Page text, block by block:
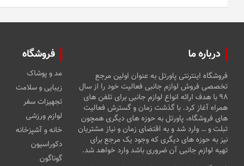
درباره ما
فروشگاه اینترنتی پاورتل به عنوان اولین مرجع
تخصصی فروش لوازم جانبی فعالیت خود را از سال
۹۸ با هدف ارائه انواع لوازم جانبی برای تلفن های
همراه آغاز کرد. با گذشت زمان و گسترش فعالیت
های فروشگاه، پاورتل به حوزه های دیگری همچون
تبلت و … وارد شد و به اقتضای زمان و نیاز مشتریان
نیز به حوزه های دیگری که وجود یک مرجع برای
تهیه لوازم جانبی آن ضروری باشد وارد خواهد شد.
فروشگاه
مد و پوشاک
زیبایی و سلامت
تجهیزات سفر
لوازم ورزشی
خانه و آشپزخانه
دکوراسیون
گوناگون